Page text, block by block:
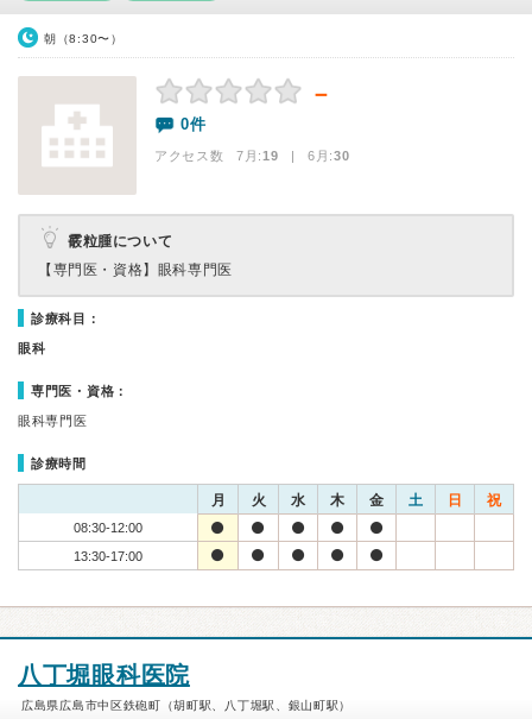
朝（8:30〜）
－
0件
アクセス数 7月:19 | 6月:30
霰粒腫について
【専門医・資格】 眼科専門医
診療科目：
眼科
専門医・資格：
眼科専門医
診療時間
月 火 水 木 金 土 日 祝
08:30-12:00
13:30-17:00
八丁堀眼科医院
広島県広島市中区鉄砲町（胡町駅、八丁堀駅、銀山町駅）